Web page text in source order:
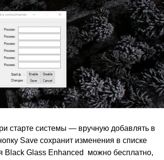
старте системы — вручную добавлять в
Save сохранит изменения в списке
Black Glass Enhanced можно бесплатно,